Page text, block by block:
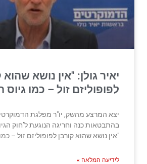
יאיר גולן: "אין נושא שהוא
לפופוליזם זול – כמו
יצא המרצע מהשק, יו"ר מפלגת
בהתבטאות כנה וחריגה הנוגעת ל’חוק
"אין נושא שהוא קורבן לפופוליזם זול –
לידיעה המלאה »